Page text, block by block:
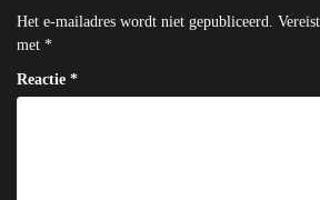
Het e-mailadres wordt niet gepubliceerd.
met *
Reactie *